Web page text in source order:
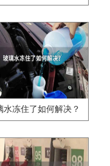
水冻住了如何解决？